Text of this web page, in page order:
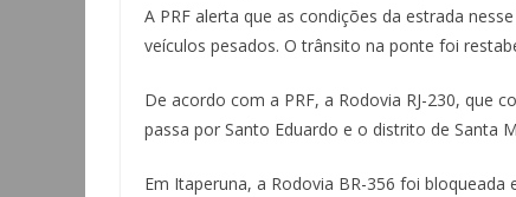
A PRF alerta que as condições da estrada
veículos pesados. O trânsito na ponte foi
De acordo com a PRF, a Rodovia RJ-230, que
passa por Santo Eduardo e o distrito de Santa
Em Itaperuna, a Rodovia BR-356 foi